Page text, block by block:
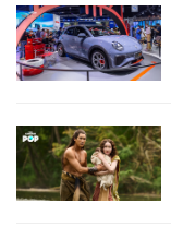
กำลังจะเกิดขึ้น
การใช้วงจรเร่งกา
วอนตัมจะสามารถจ
ไนโตรเจนแบบต่าง
ข้อมูลที่ได้เพื่อสร้าง
โมเลกุลใหม่ที่ใช้พลั